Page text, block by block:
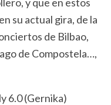
su actual gira, de la
de Bilbao,
de Compostela…,
6.0 (Gernika)